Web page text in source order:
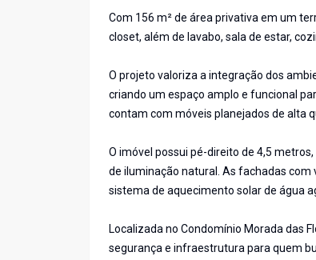
Com 156 m² de área privativa em um
closet, além de lavabo, sala de estar,
O projeto valoriza a integração dos
criando um espaço amplo e funcional
contam com móveis planejados de alta
O imóvel possui pé-direito de 4,5
de iluminação natural. As fachadas
sistema de aquecimento solar de água
Localizada no Condomínio Morada das
segurança e infraestrutura para quem